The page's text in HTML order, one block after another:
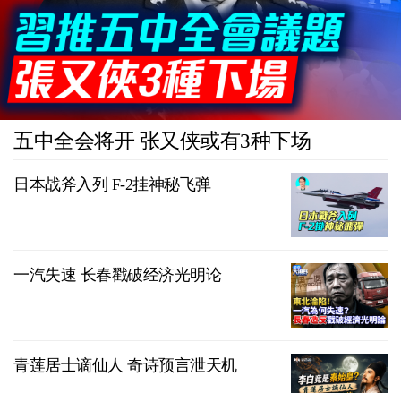
五中全会将开 张又侠或有3种下场
日本战斧入列 F-2挂神秘飞弹
一汽失速 长春戳破经济光明论
青莲居士谪仙人 奇诗预言泄天机